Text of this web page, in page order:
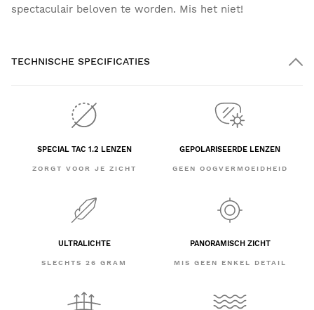
spectaculair beloven te worden. Mis het niet!
TECHNISCHE SPECIFICATIES
SPECIAL TAC 1.2 LENZEN
ZORGT VOOR JE ZICHT
GEPOLARISEERDE LENZEN
GEEN OOGVERMOEIDHEID
ULTRALICHTE
SLECHTS 26 GRAM
PANORAMISCH ZICHT
MIS GEEN ENKEL DETAIL